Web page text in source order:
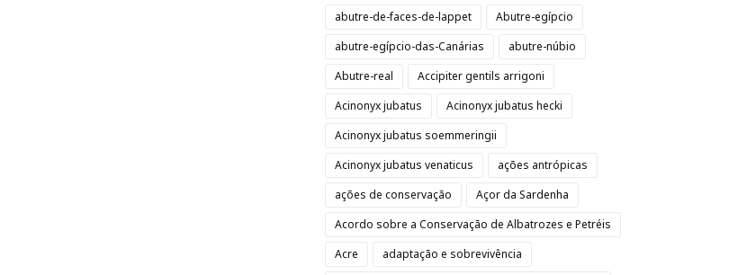
abutre-de-faces-de-lappet
Abutre-egípcio
abutre-egípcio-das-Canárias
abutre-núbio
Abutre-real
Accipiter gentils arrigoni
Acinonyx jubatus
Acinonyx jubatus hecki
Acinonyx jubatus soemmeringii
Acinonyx jubatus venaticus
ações antrópicas
ações de conservação
Açor da Sardenha
Acordo sobre a Conservação de Albatrozes e Petréis
Acre
adaptação e sobrevivência